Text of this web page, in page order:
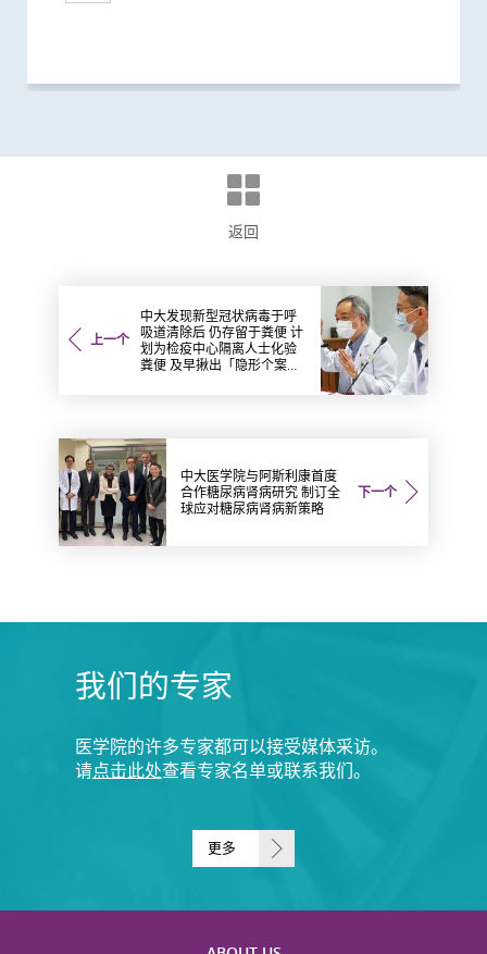
返回
上一个
中大发现新型冠状病毒于呼
吸道清除后 仍存留于粪便 计
划为检疫中心隔离人士化验
粪便 及早揪出「隐形个案」
下一个
中大医学院与阿斯利康首度
合作糖尿病肾病研究 制订全
球应对糖尿病肾病新策略
我们的专家
医学院的许多专家都可以接受媒体采访。
请点击此处查看专家名单或联系我们。
更多